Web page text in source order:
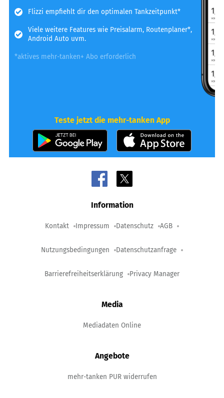
Flizzi empfiehlt dir den optimalen Tankzeitpunkt*
Viele weitere Features wie Preisalarm, Routenplaner*,
Android Auto uvm.
*aktives mehr-tanken+ Abo erforderlich
Teste jetzt die mehr-tanken App
Information
Kontakt Impressum Datenschutz AGB
Nutzungsbedingungen Datenschutzanfrage
Barrierefreiheitserklärung Privacy Manager
Media
Mediadaten Online
Angebote
mehr-tanken PUR widerrufen